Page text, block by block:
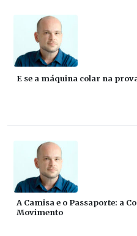
E se a máquina colar na
A Camisa e o Passaporte: a
Movimento